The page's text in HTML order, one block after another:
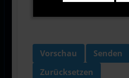
Vorschau
Senden
Zurücksetzen